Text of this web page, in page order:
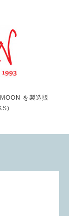
を製造販